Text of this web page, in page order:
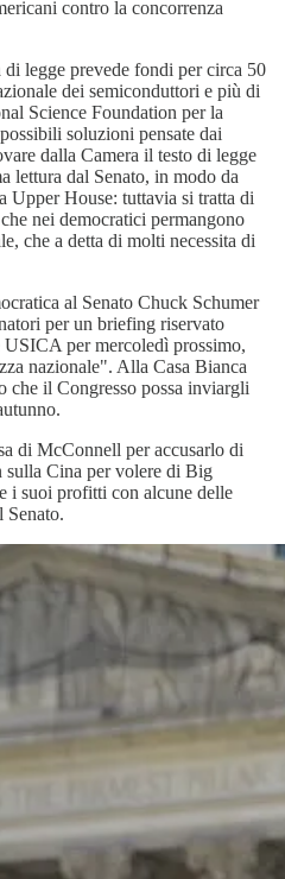
contro la concorrenza
di legge prevede fondi per circa 50
dei semiconduttori e più di
Science Foundation per la
soluzioni pensate dai
dalla Camera il testo di legge
lettura dal Senato, in modo da
Upper House: tuttavia si tratta di
nei democratici permangono
che a detta di molti necessita di
al Senato Chuck Schumer
per un briefing riservato
per mercoledì prossimo,
nazionale". Alla Casa Bianca
che il Congresso possa inviargli
di McConnell per accusarlo di
sulla Cina per volere di Big
i suoi profitti con alcune delle
Senato.